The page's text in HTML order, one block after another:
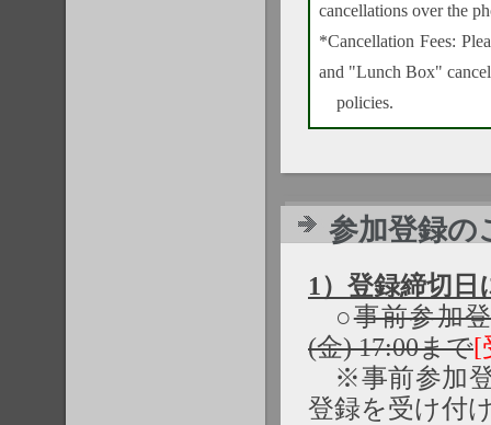
cancellations over the
*Cancellation Fees:
and "Lunch Box"
policies.
参加登録の
1）登録締切日
○事前参加
(金) 17:00まで[
※事前参加登
登録を受け付